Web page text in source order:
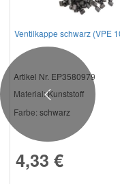
Ventilkappe schwarz (VPE
Artikel Nr. EP3580979
Material:Kunststoff
Farbe: schwarz
4,33 €
Previous